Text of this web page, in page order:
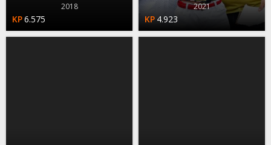
2018
6.575
2021
4.923